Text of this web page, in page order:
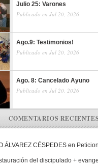
Julio 25: Varones
Publicado en Jul 20, 2026
Ago.9: Testimonios!
Publicado en Jul 20, 2026
Ago. 8: Cancelado Ayuno
Publicado en Jul 20, 2026
COMENTARIOS
ÁLVAREZ CÉSPEDES en
del discipulado +